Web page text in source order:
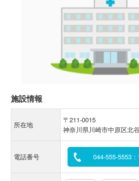
施設情報
所在地
〒211-0015
神奈川県川崎市中原区北
電話番号 044-555-5553